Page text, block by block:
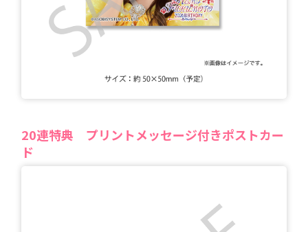
20連特典 プリントメッセージ付きポストカー
ド